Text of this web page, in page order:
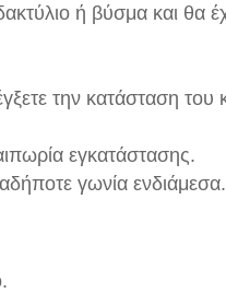
ή βύσμα και θα
την κατάσταση
εγκατάστασης.
γωνία ενδιάμεσα.